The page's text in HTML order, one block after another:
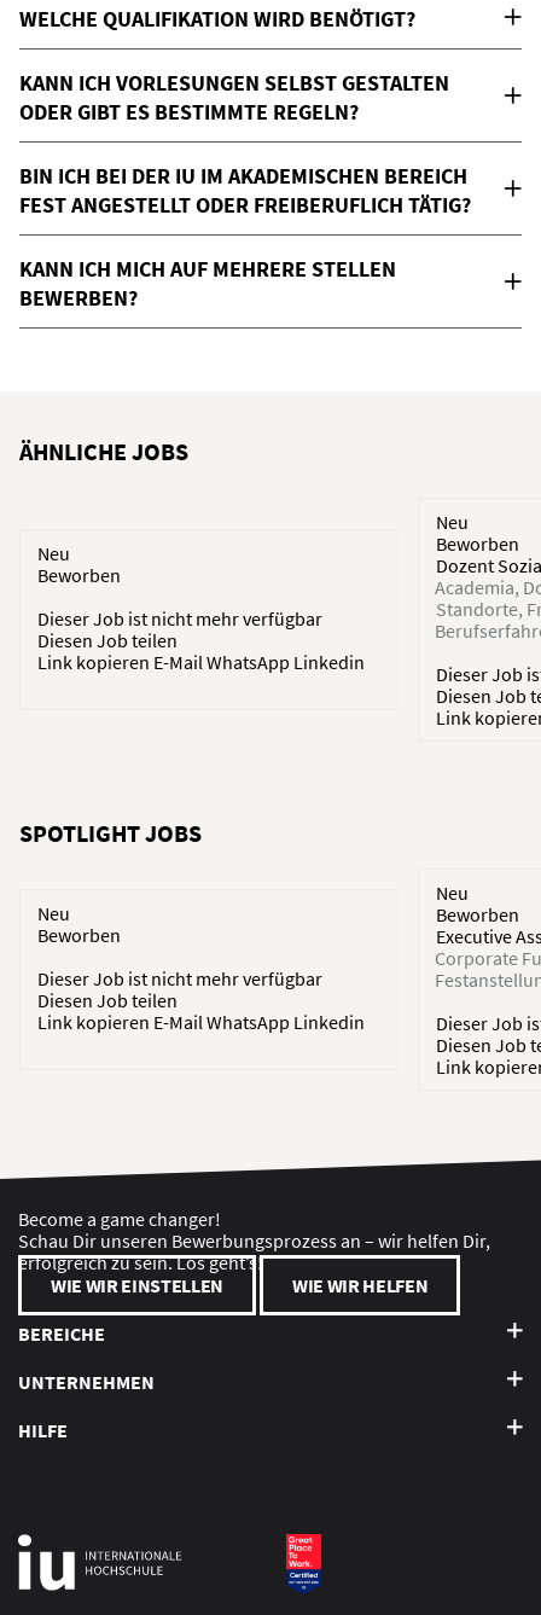
WELCHE QUALIFIKATION WIRD BENÖTIGT?
KANN ICH VORLESUNGEN SELBST GESTALTEN
ODER GIBT ES BESTIMMTE REGELN?
BIN ICH BEI DER IU IM AKADEMISCHEN BEREICH
FEST ANGESTELLT ODER FREIBERUFLICH TÄTIG?
KANN ICH MICH AUF MEHRERE STELLEN
BEWERBEN?
ÄHNLICHE JOBS
Neu
Beworben
Dieser Job ist nicht mehr verfügbar
Diesen Job teilen
Link kopieren E-MailWhatsApp Linkedin
Neu
Beworben
Dozent
Academia
Standorte
Dieser Job
Diesen Job
Link
SPOTLIGHT JOBS
Neu
Beworben
Dieser Job ist nicht mehr verfügbar
Diesen Job teilen
Link kopieren E-MailWhatsApp Linkedin
Neu
Beworben
Executive
Corporate
Dieser Job
Diesen Job
Link
Become a game changer!
Schau Dir unseren Bewerbungsprozess an – wir helfen Dir,
erfolgreich zu sein. Los geht’s!
WIE WIR EINSTELLEN
WIE WIR HELFEN
BEREICHE
UNTERNEHMEN
HILFE